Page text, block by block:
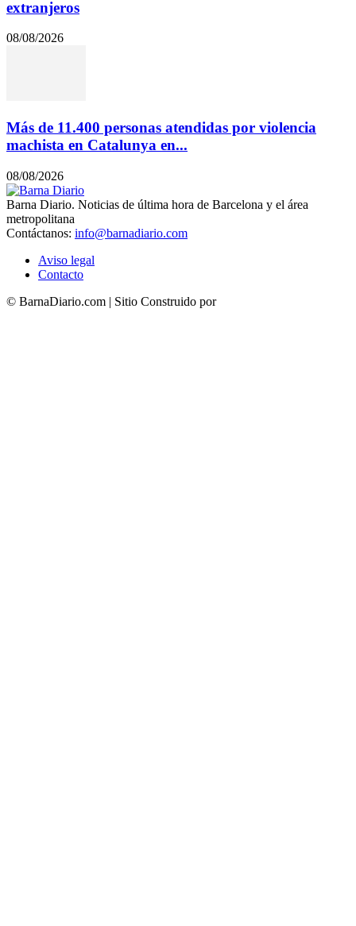
extranjeros
08/08/2026
Más de 11.400 personas atendidas por violencia
machista en Catalunya en...
08/08/2026
Barna Diario. Noticias de última hora de Barcelona y el área
metropolitana
Contáctanos: info@barnadiario.com
Aviso legal
Contacto
© BarnaDiario.com | Sitio Construido por